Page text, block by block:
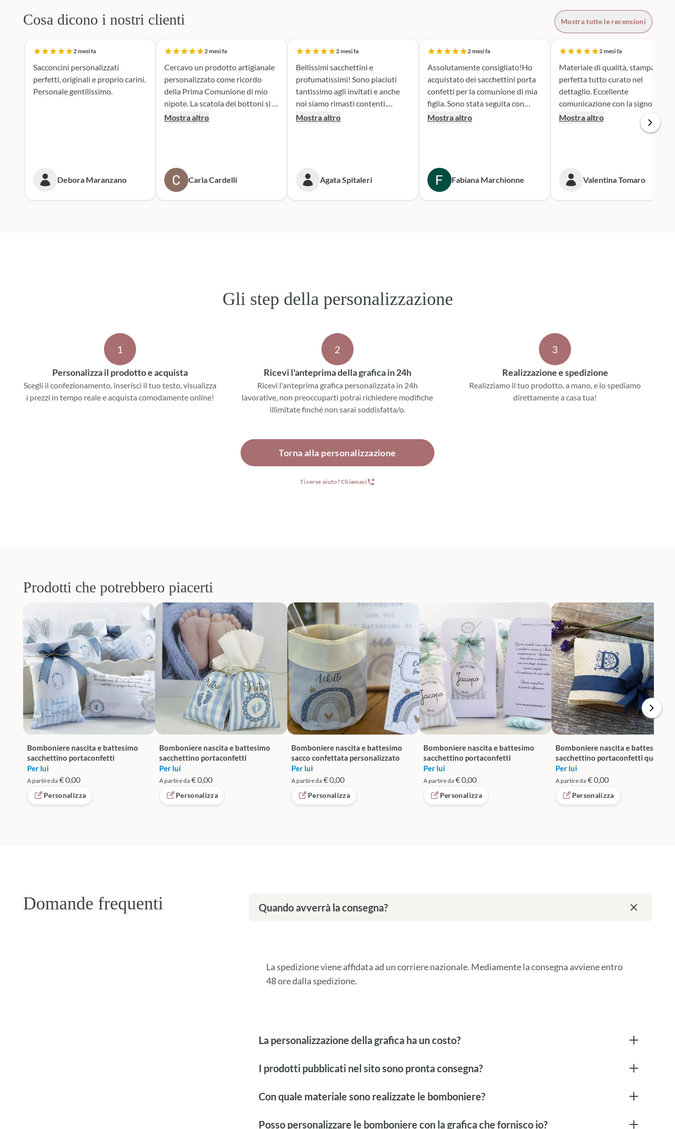
Cosa dicono i nostri clienti Mostra tutte le recensioni
2 mesi fa
Sacconcini personalizzati
perfetti, originali e proprio carini.
Personale gentilissimo.
Debora Maranzano
2 mesi fa
Cercavo un prodotto artigianale
personalizzato come ricordo
della Prima Comunione di mio
nipote. La scatola dei bottoni si è
rivelata la scelta perfetta. Il
tenero e accattivante e ne sono
entusiasta. Mi rivolgerò
sicuramente a loro per le
Mostra altro
Carla Cardelli
2 mesi fa
Bellissimi sacchettini e
profumatissimi! Sono piaciuti
tantissimo agli invitati e anche
noi siamo rimasti contenti.
Consigliato!
Mostra altro
Agata Spitaleri
2 mesi fa
Assolutamente consigliato!Ho
acquistato dei sacchettini porta
confetti per la comunione di mia
figlia. Sono stata seguita con
attenzione e serietà nella scelta e
Consegna puntualissima
secondo i tempi stabiliti.
Sicuramente mi rivolgerò a loro
Mostra altro
Fabiana Marchionne
2 mesi fa
Materiale di qualità, stampa
perfetta tutto curato nel
dettaglio. Eccellente
comunicazione con la signora
Silvia per qualsiasi cambiamento
nella produzione e nel dare
Mostra altro
Valentina Tomaro
Gli step della personalizzazione
1
Personalizza il prodotto e acquista
Scegli il confezionamento, inserisci il tuo testo, visualizza
i prezzi in tempo reale e acquista comodamente online!
2
Ricevi l'anteprima della grafica in 24h
Ricevi l'anteprima grafica personalizzata in 24h
lavorative, non preoccuparti potrai richiedere modifiche
illimitate finché non sarai soddisfatta/o.
3
Realizzazione e spedizione
Realizziamo il tuo prodotto, a mano, e lo spediamo
direttamente a casa tua!
Torna alla personalizzazione
Ti serve aiuto? Chiamaci
Prodotti che potrebbero piacerti
Bomboniere nascita e battesimo
sacchettino portaconfetti
Per lui
A partire da € 0,00
Personalizza
Bomboniere nascita e battesimo
sacchettino portaconfetti
Per lui
A partire da€ 0,00
Personalizza
Bomboniere nascita e battesimo
sacco confettata personalizzato
Per lui
A partire da€ 0,00
Personalizza
Bomboniere nascita e battesimo
sacchettino portaconfetti
Per lui
A partire da€ 0,00
Personalizza
Bomboniere nascita e battesimo
sacchettino portaconfetti
Per lui
A partire da€ 0,00
Personalizza
Domande frequenti Quando avverrà la consegna?
La spedizione viene affidata ad un corriere nazionale. Mediamente la consegna avviene entro
48 ore dalla spedizione.
La personalizzazione della grafica ha un costo?
I prodotti pubblicati nel sito sono pronta consegna?
Con quale materiale sono realizzate le bomboniere?
Posso personalizzare le bomboniere con la grafica che fornisco io?